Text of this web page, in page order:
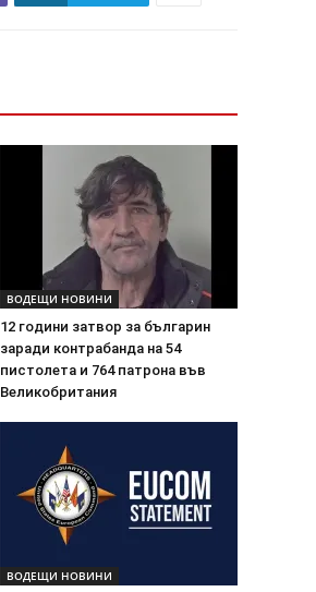
ВОДЕЩИ НОВИНИ
12 години затвор за българин
заради контрабанда на 54
пистолета и 764 патрона във
Великобритания
ВОДЕЩИ НОВИНИ